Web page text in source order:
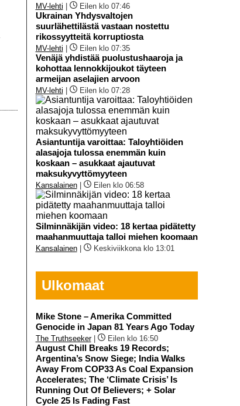
MV-lehti Eilen klo 07:46
Ukrainan Yhdysvaltojen
suurlähettilästä vastaan nostettu
rikossyytteitä korruptiosta
MV-lehti Eilen klo 07:35
Venäjä yhdistää puolustushaaroja ja
kohottaa lennokkijoukot täyteen
armeijan aselajien arvoon
MV-lehti Eilen klo 07:28
Asiantuntija varoittaa: Taloyhtiöiden
alasajoja tulossa enemmän kuin
koskaan – asukkaat ajautuvat
maksukyvyttömyyteen
Kansalainen| Eilen klo 06:58
Silminnäkijän video: 18 kertaa pidätetty
maahanmuuttaja talloi miehen koomaan
Kansalainen| Keskiviikkona klo 13:01
Ulkomaat
Mike Stone – Amerika Committed
Genocide in Japan 81 Years Ago Today
The Truthseeker| Eilen klo 16:50
August Chill Breaks 19 Records;
Argentina’s Snow Siege; India Walks
Away From COP33 As Coal Expansion
Accelerates; The ‘Climate Crisis’ Is
Running Out Of Believers; + Solar
Cycle 25 Is Fading Fast